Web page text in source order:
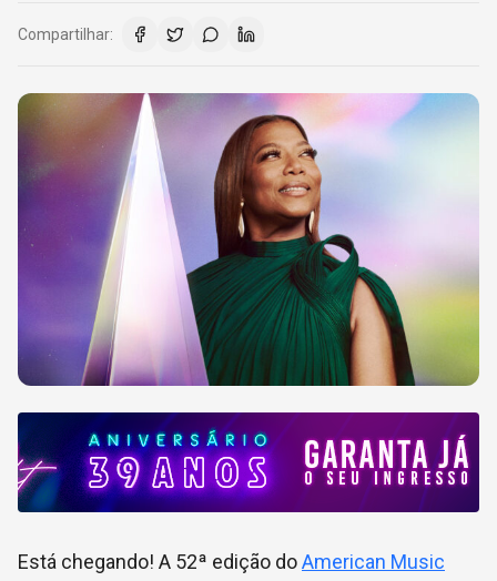
Compartilhar:
Está chegando! A 52ª edição doAmerican Music